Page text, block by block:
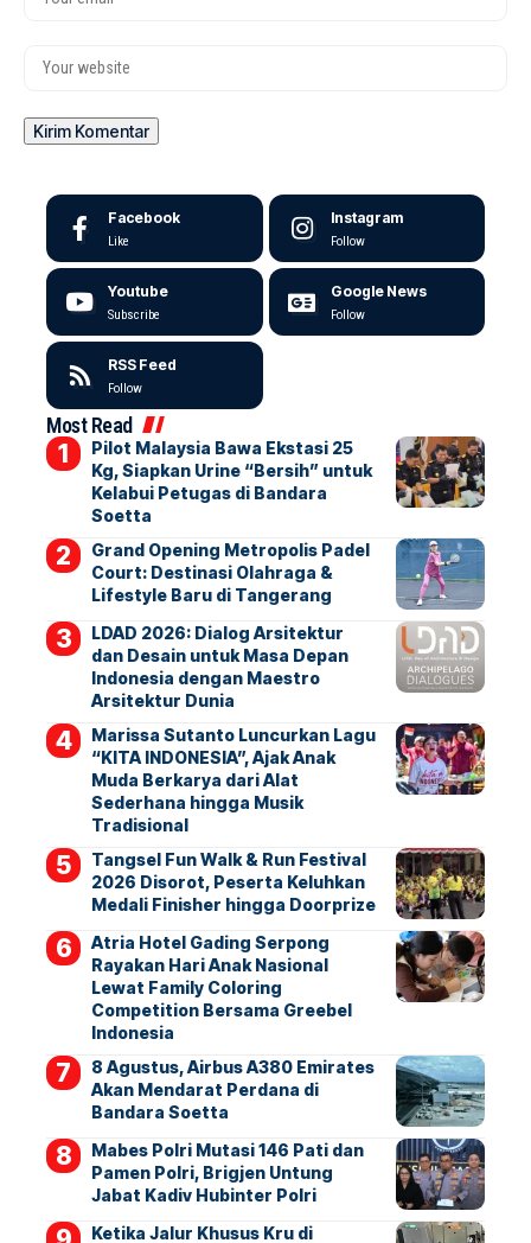
Facebook
Like
Instagram
Follow
Youtube
Subscribe
Google News
Follow
RSS Feed
Follow
Most Read
Pilot Malaysia Bawa Ekstasi 25
Kg, Siapkan Urine “Bersih” untuk
Kelabui Petugas di Bandara
Soetta
Grand Opening Metropolis Padel
Court: Destinasi Olahraga &
Lifestyle Baru di Tangerang
LDAD 2026: Dialog Arsitektur
dan Desain untuk Masa Depan
Indonesia dengan Maestro
Arsitektur Dunia
Marissa Sutanto Luncurkan Lagu
“KITA INDONESIA”, Ajak Anak
Muda Berkarya dari Alat
Sederhana hingga Musik
Tradisional
Tangsel Fun Walk & Run Festival
2026 Disorot, Peserta Keluhkan
Medali Finisher hingga Doorprize
Atria Hotel Gading Serpong
Rayakan Hari Anak Nasional
Lewat Family Coloring
Competition Bersama Greebel
Indonesia
8 Agustus, Airbus A380 Emirates
Akan Mendarat Perdana di
Bandara Soetta
Mabes Polri Mutasi 146 Pati dan
Pamen Polri, Brigjen Untung
Jabat Kadiv Hubinter Polri
Ketika Jalur Khusus Kru di